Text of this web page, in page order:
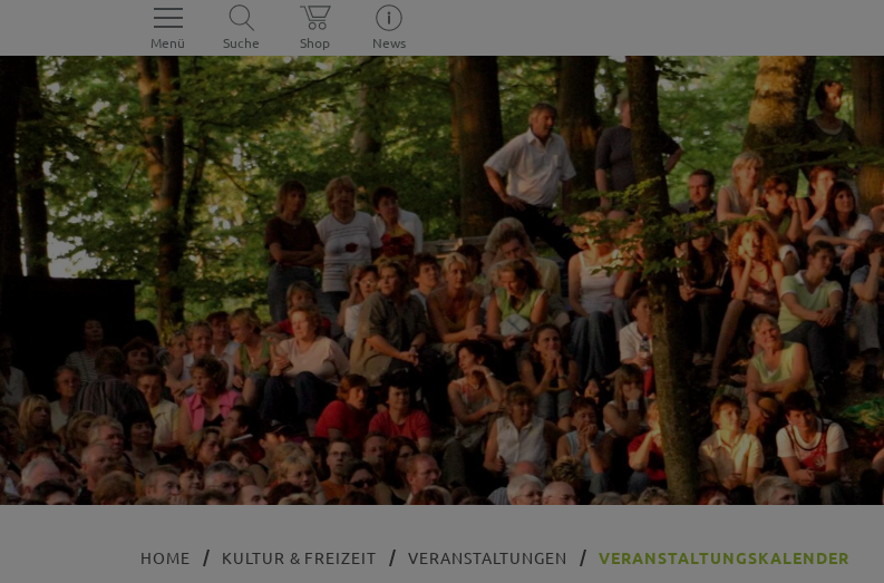
Menü Suche Shop News
HOME KULTUR & FREIZEIT VERANSTALTUNGEN VERANSTALTUNGSKALENDER